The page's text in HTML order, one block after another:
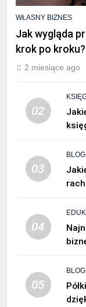
WŁASNY BIZNES
Jak wygląda
krok po kroku?
2 miesiące ago
02
03
BLOG
04
05
BLOG